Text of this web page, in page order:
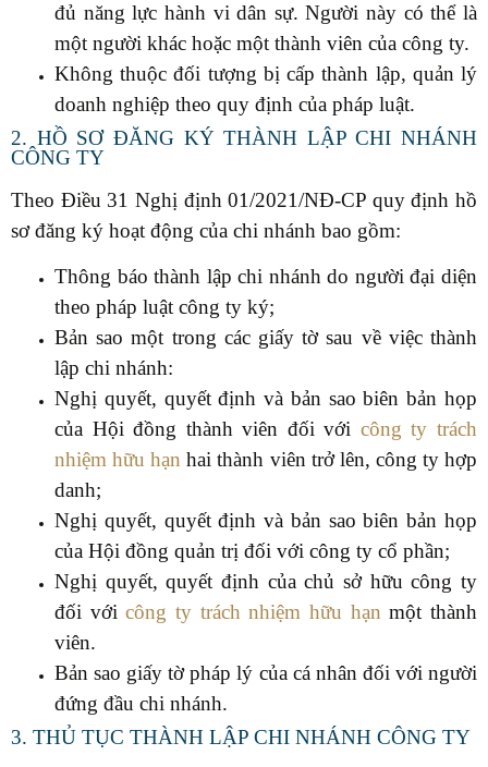
đủ năng lực hành vi dân sự. Người này có thể là
một người khác hoặc một thành viên của công ty.
Không thuộc đối tượng bị cấp thành lập, quản lý
doanh nghiệp theo quy định của pháp luật.
2. HỒ SƠ ĐĂNG KÝ THÀNH LẬP CHI NHÁNH
CÔNG TY
Theo Điều 31 Nghị định 01/2021/NĐ-CP quy định hồ
sơ đăng ký hoạt động của chi nhánh bao gồm:
Thông báo thành lập chi nhánh do người đại diện
theo pháp luật công ty ký;
Bản sao một trong các giấy tờ sau về việc thành
lập chi nhánh:
Nghị quyết, quyết định và bản sao biên bản họp
của Hội đồng thành viên đối với công ty trách
nhiệm hữu hạn hai thành viên trở lên, công ty hợp
danh;
Nghị quyết, quyết định và bản sao biên bản họp
của Hội đồng quản trị đối với công ty cổ phần;
Nghị quyết, quyết định của chủ sở hữu công ty
đối vớicông ty trách nhiệm hữu hạn một thành
viên.
Bản sao giấy tờ pháp lý của cá nhân đối với người
đứng đầu chi nhánh.
3. THỦ TỤC THÀNH LẬP CHI NHÁNH CÔNG TY